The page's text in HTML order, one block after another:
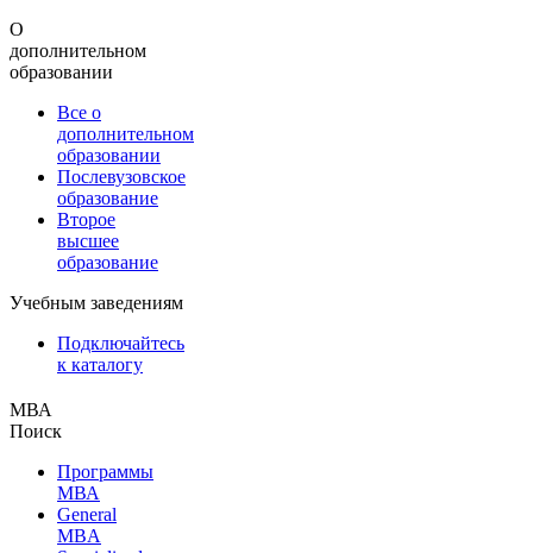
О
дополнительном
образовании
Все о
дополнительном
образовании
Послевузовское
образование
Второе
высшее
образование
Учебным заведениям
Подключайтесь
к каталогу
МВА
Поиск
Программы
МВА
General
MBA